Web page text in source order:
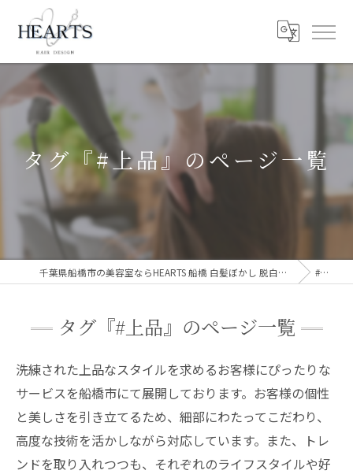
タグ『#上品』のページ一覧
千葉県船橋市の美容室ならHEARTS 船橋 白髪ぼかし 脱白髪染め #上品
タグ『#上品』のページ一覧
洗練された上品なスタイルを求めるお客様にぴったりな
サービスを船橋市にて展開しております。お客様の個性
と美しさを引き立てるため、細部にわたってこだわり、
高度な技術を活かしながら対応しています。また、トレ
ンドを取り入れつつも、それぞれのライフスタイルや好